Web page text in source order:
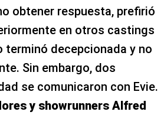
obtener respuesta, prefirió
en otros castings
terminó decepcionada y no
Sin embargo, dos
se comunicaron con Evie.
y showrunners Alfred